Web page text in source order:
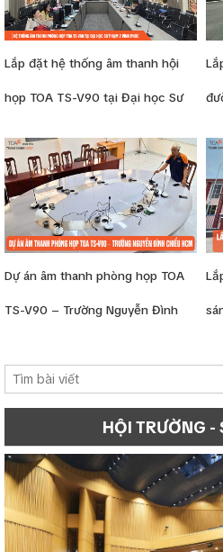
Lắp đặt hệ thống âm thanh hội
họp TOA TS-V90 tại Đại học Sư
Dự án âm thanh phòng họp TOA
TS-V90 – Trường Nguyễn Đình
HỘI TRƯỜNG -